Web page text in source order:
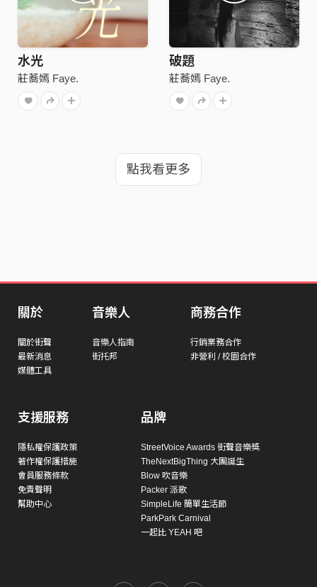
水光
莊蕎嫣 Faye.
破題
莊蕎嫣 Faye.
點我看更多
關於
關於街聲
最新消息
媒體工具
音樂人
音樂人指南
街托邦
商務合作
行銷業務合作
非營利 / 校園合作
支援服務
隱私權保護政策
著作權保護措施
會員服務條款
免責聲明
幫助中心
品牌
StreetVoice Awards 街聲音樂獎
TheNextBigThing 大團誕生
Blow 吹音樂
Packer 派歌
SimpleLife 簡單生活節
ParkPark Carnival
一起比 YEAH 吧